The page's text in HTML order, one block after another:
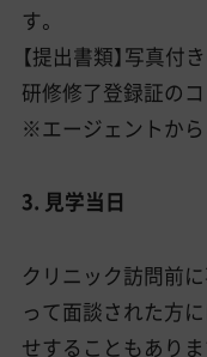
す。
【提出書類】写真付
研修修了登録証の
※エージェントから
3. 見学当日
クリニック訪問前
って面談された方
せすることもあり